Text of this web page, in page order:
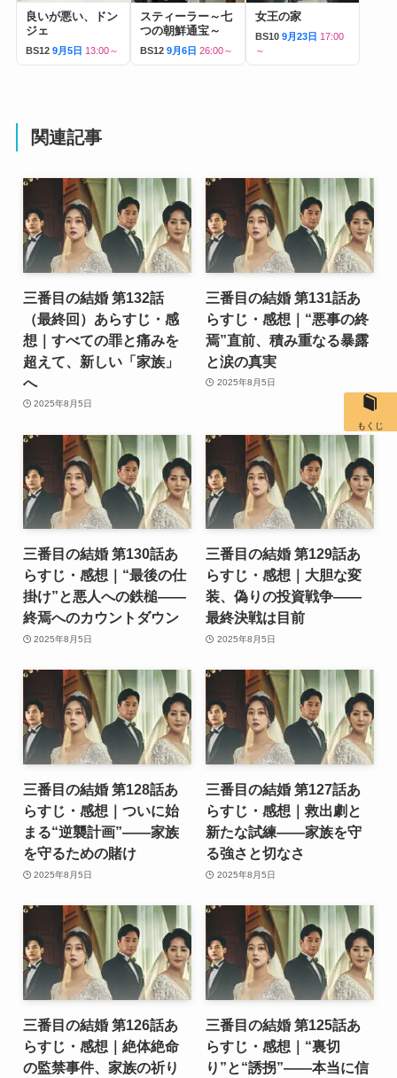
良いが悪い、ドン
ジェ
BS12 9月5日 13:00～
スティーラー～七
つの朝鮮通宝～
BS12 9月6日 26:00～
女王の家
BS10 9月23日 17:00
～
関連記事
三番目の結婚 第132話
（最終回）あらすじ・感
想｜すべての罪と痛みを
超えて、新しい「家族」
へ
2025年8月5日
三番目の結婚 第131話あ
らすじ・感想｜“悪事の終
焉”直前、積み重なる暴露
と涙の真実
2025年8月5日
三番目の結婚 第130話あ
らすじ・感想｜“最後の仕
掛け”と悪人への鉄槌――
終焉へのカウントダウン
2025年8月5日
三番目の結婚 第129話あ
らすじ・感想｜大胆な変
装、偽りの投資戦争――
最終決戦は目前
2025年8月5日
三番目の結婚 第128話あ
らすじ・感想｜ついに始
まる“逆襲計画”――家族
を守るための賭け
2025年8月5日
三番目の結婚 第127話あ
らすじ・感想｜救出劇と
新たな試練――家族を守
る強さと切なさ
2025年8月5日
三番目の結婚 第126話あ
らすじ・感想｜絶体絶命
の監禁事件、家族の祈り
三番目の結婚 第125話あ
らすじ・感想｜“裏切
り”と“誘拐”――本当に信
もくじ